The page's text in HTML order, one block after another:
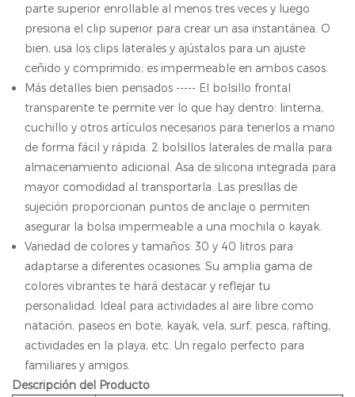
parte superior enrollable al menos tres veces y luego
presiona el clip superior para crear un asa instantánea. O
bien, usa los clips laterales y ajústalos para un ajuste
ceñido y comprimido; es impermeable en ambos casos.
Más detalles bien pensados ​​----- El bolsillo frontal
transparente te permite ver lo que hay dentro: linterna,
cuchillo y otros artículos necesarios para tenerlos a mano
de forma fácil y rápida. 2 bolsillos laterales de malla para
almacenamiento adicional. Asa de silicona integrada para
mayor comodidad al transportarla. Las presillas de
sujeción proporcionan puntos de anclaje o permiten
asegurar la bolsa impermeable a una mochila o kayak.
Variedad de colores y tamaños: 30 y 40 litros para
adaptarse a diferentes ocasiones. Su amplia gama de
colores vibrantes te hará destacar y reflejar tu
personalidad. Ideal para actividades al aire libre como
natación, paseos en bote, kayak, vela, surf, pesca, rafting,
actividades en la playa, etc. Un regalo perfecto para
familiares y amigos.
Descripción del Producto